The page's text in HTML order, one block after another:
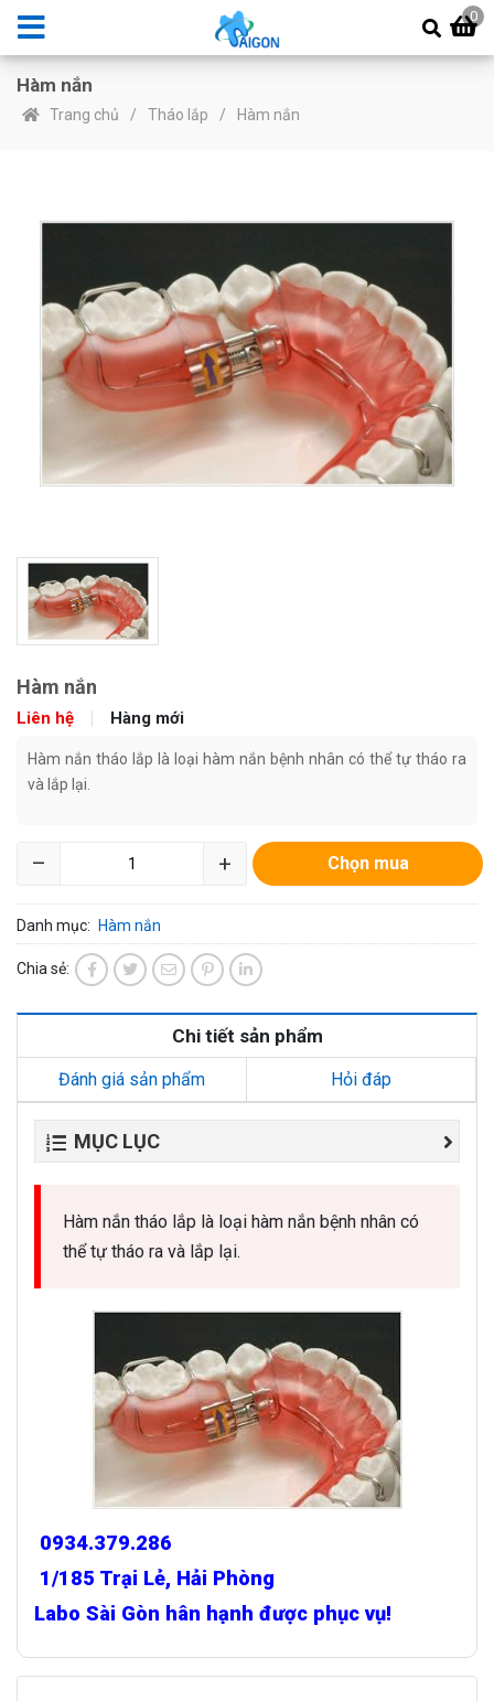
0
Hàm nắn
Trang chủ Tháo lắp Hàm nắn
Hàm nắn
Liên hệ Hàng mới
Hàm nắn tháo lắp là loại hàm nắn bệnh nhân có thể tự tháo ra
và lắp lại.
– + Chọn mua
Danh mục: Hàm nắn
Chia sẻ:
Chi tiết sản phẩm
Đánh giá sản phẩm Hỏi đáp
MỤC LỤC
Hàm nắn tháo lắp là loại hàm nắn bệnh nhân có
thể tự tháo ra và lắp lại.
0934.379.286
1/185 Trại Lẻ, Hải Phòng
Labo Sài Gòn hân hạnh được phục vụ!